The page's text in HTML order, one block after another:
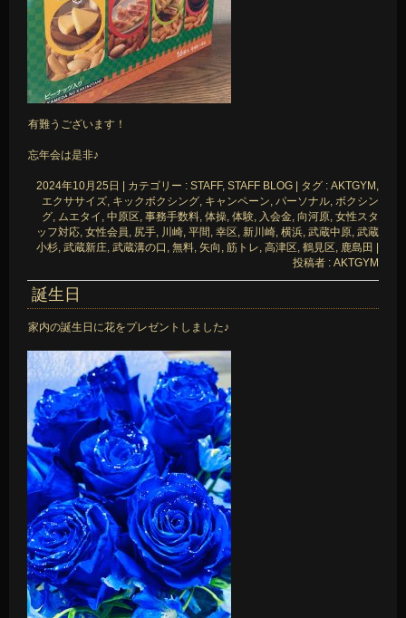
有難うございます！
忘年会は是非♪
2024年10月25日 カテゴリー : STAFF, STAFF BLOG タグ : AKTGYM ,
エクササイズ, キックボクシング, キャンペーン, パーソナル, ボクシン
グ, ムエタイ , 中原区, 事務手数料, 体操, 体験, 入会金, 向河原, 女性スタ
ッフ対応, 女性会員, 尻手, 川崎, 平間 , 幸区, 新川崎, 横浜, 武蔵中原, 武蔵
小杉, 武蔵新庄, 武蔵溝の口 , 無料, 矢向 , 筋トレ, 高津区, 鶴見区, 鹿島田
投稿者 : AKTGYM
誕生日
家内の誕生日に花をプレゼントしました♪